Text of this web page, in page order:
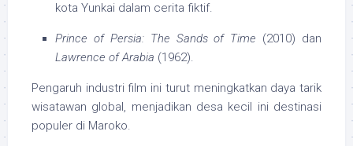
kota Yunkai dalam cerita fiktif.
Prince of Persia: The Sands of Time (2010) dan
Lawrence of Arabia (1962).
Pengaruh industri film ini turut meningkatkan daya tarik
wisatawan global, menjadikan desa kecil ini destinasi
populer di Maroko.